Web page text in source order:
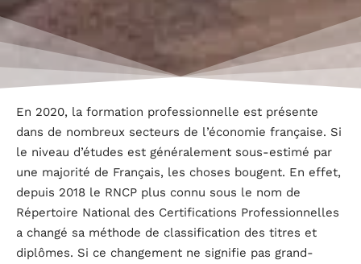
En 2020, la formation professionnelle est présente
dans de nombreux secteurs de l’économie française. Si
le niveau d’études est généralement sous-estimé par
une majorité de Français, les choses bougent. En effet,
depuis 2018 le RNCP plus connu sous le nom de
Répertoire National des Certifications Professionnelles
a changé sa méthode de classification des titres et
diplômes. Si ce changement ne signifie pas grand-